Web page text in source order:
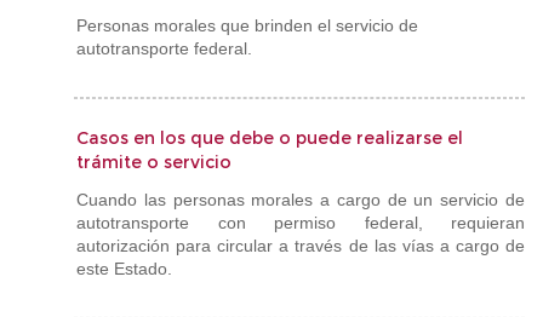
Personas morales que brinden el servicio de
autotransporte federal.
Casos en los que debe o puede realizarse el
trámite o servicio
Cuando las personas morales a cargo de un servicio de
autotransporte con permiso federal, requieran
autorización para circular a través de las vías a cargo de
este Estado.